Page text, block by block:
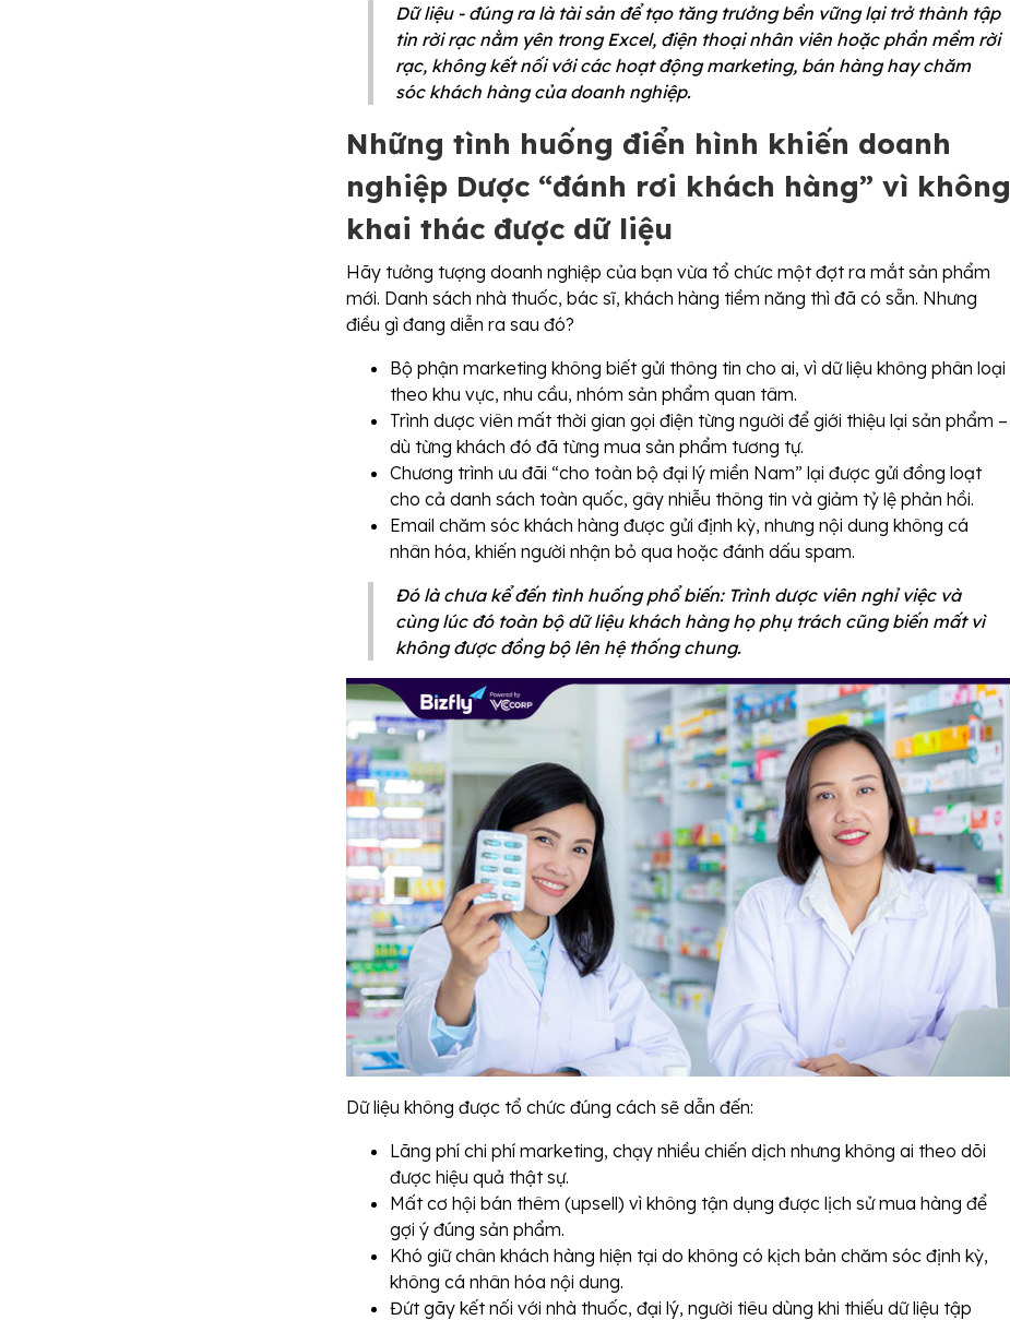
Dữ liệu - đúng ra là tài sản để tạo tăng trưởng bền vững lại trở thành tập
tin rời rạc nằm yên trong Excel, điện thoại nhân viên hoặc phần mềm rời
rạc, không kết nối với các hoạt động marketing, bán hàng hay chăm
sóc khách hàng của doanh nghiệp.
Những tình huống điển hình khiến doanh
nghiệp Dược “đánh rơi khách hàng” vì không
khai thác được dữ liệu
Hãy tưởng tượng doanh nghiệp của bạn vừa tổ chức một đợt ra mắt sản phẩm
mới. Danh sách nhà thuốc, bác sĩ, khách hàng tiềm năng thì đã có sẵn. Nhưng
điều gì đang diễn ra sau đó?
Bộ phận marketing không biết gửi thông tin cho ai, vì dữ liệu không phân loại
theo khu vực, nhu cầu, nhóm sản phẩm quan tâm.
Trình dược viên mất thời gian gọi điện từng người để giới thiệu lại sản phẩm –
dù từng khách đó đã từng mua sản phẩm tương tự.
Chương trình ưu đãi “cho toàn bộ đại lý miền Nam” lại được gửi đồng loạt
cho cả danh sách toàn quốc, gây nhiễu thông tin và giảm tỷ lệ phản hồi.
Email chăm sóc khách hàng được gửi định kỳ, nhưng nội dung không cá
nhân hóa, khiến người nhận bỏ qua hoặc đánh dấu spam.
Đó là chưa kể đến tình huống phổ biến: Trình dược viên nghỉ việc và
cùng lúc đó toàn bộ dữ liệu khách hàng họ phụ trách cũng biến mất vì
không được đồng bộ lên hệ thống chung.
Dữ liệu không được tổ chức đúng cách sẽ dẫn đến:
Lãng phí chi phí marketing, chạy nhiều chiến dịch nhưng không ai theo dõi
được hiệu quả thật sự.
Mất cơ hội bán thêm (upsell) vì không tận dụng được lịch sử mua hàng để
gợi ý đúng sản phẩm.
Khó giữ chân khách hàng hiện tại do không có kịch bản chăm sóc định kỳ,
không cá nhân hóa nội dung.
Đứt gãy kết nối với nhà thuốc, đại lý, người tiêu dùng khi thiếu dữ liệu tập